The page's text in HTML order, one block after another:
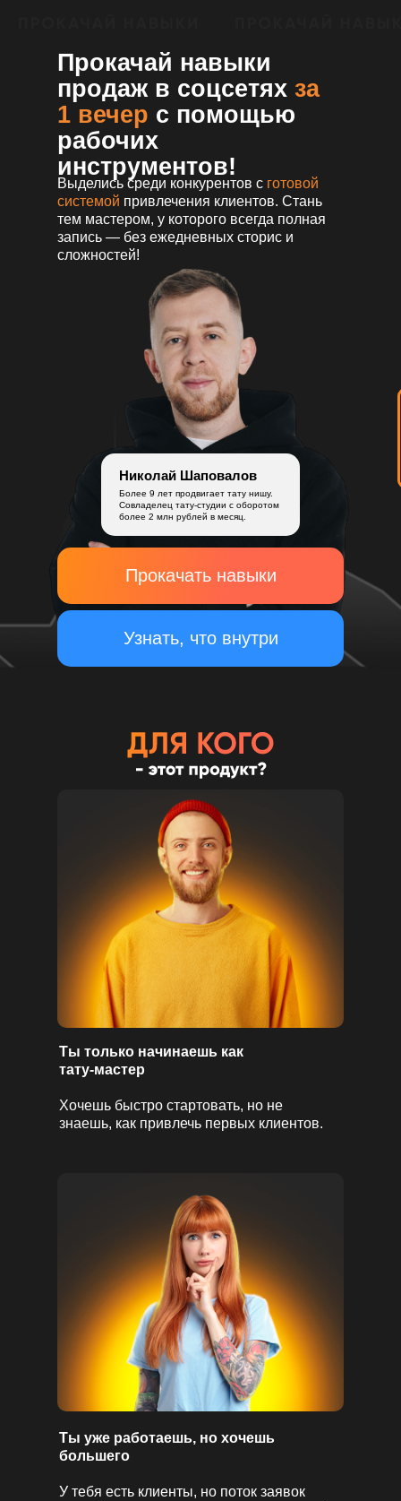
Выделись среди конкурентов с готовой
системой привлечения клиентов. Стань
тем мастером, у которого всегда полная
запись — без ежедневных сторис и
сложностей!
Прокачай навыки
продаж в соцсетях за
1 вечер с помощью
рабочих
инструментов!
Прокачать навыки
Узнать, что внутри
Николай Шаповалов
Более 9 лет продвигает тату нишу.
Совладелец тату-студии с оборотом
более 2 млн рублей в месяц.
Ты только начинаешь как
тату-мастер
Хочешь быстро стартовать, но не
знаешь, как привлечь первых клиентов.
Ты уже работаешь, но хочешь
большего
У тебя есть клиенты, но поток заявок